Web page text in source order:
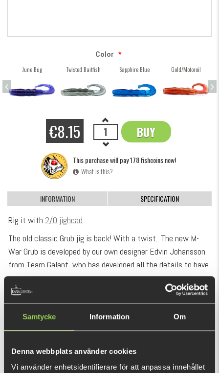
Samtycke Information Om
Denna webbplats använder cookies
Vi använder enhetsidentifierare för att anpassa innehållet
Color
*
June Bug
Twisted Baitfish Sapphire Blue Gold/Motoroil
€8.15 BUY
OK
This purchase will pay 178 fishcoins now!
What is this?
INFORMATION SPECIFICATION
Rig it with 2/0 jighead.
The old classic Grub jig is back! With a twist.. The new M-
War Grub is developed by our own designer Edvin Johansson
from Team Galant, who has developed all the details to have
an attractive walk on the bait!
With the help of the small paddle that sits on the end of the
best rigged on a regular jig head but also works great on an
getting caught in structures such as grass and branches.
12-pack, 2gr.
RECOMMENDED PRODUCTS